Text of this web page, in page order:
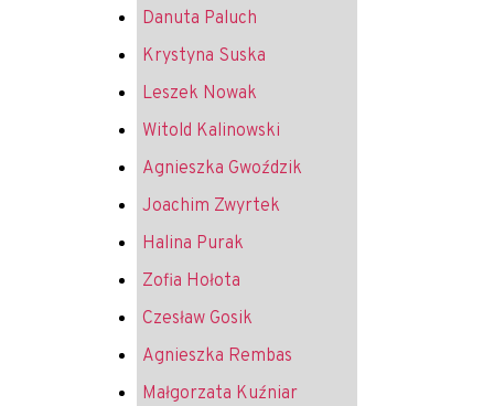
Danuta Paluch
Krystyna Suska
Leszek Nowak
Witold Kalinowski
Agnieszka Gwoździk
Joachim Zwyrtek
Halina Purak
Zofia Hołota
Czesław Gosik
Agnieszka Rembas
Małgorzata Kuźniar